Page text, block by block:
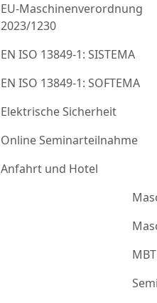
EU-Maschinenverordnung
2023/1230
EN ISO 13849-1: SISTEMA
EN ISO 13849-1: SOFTEMA
Elektrische Sicherheit
Online Seminarteilnahme
Anfahrt und Hotel